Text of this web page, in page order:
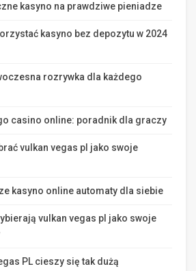
kasyno na prawdziwe pieniadze
kasyno bez depozytu w 2024
rozrywka dla każdego
casino online: poradnik dla graczy
vulkan vegas pl jako swoje
kasyno online automaty dla siebie
vulkan vegas pl jako swoje
PL cieszy się tak dużą